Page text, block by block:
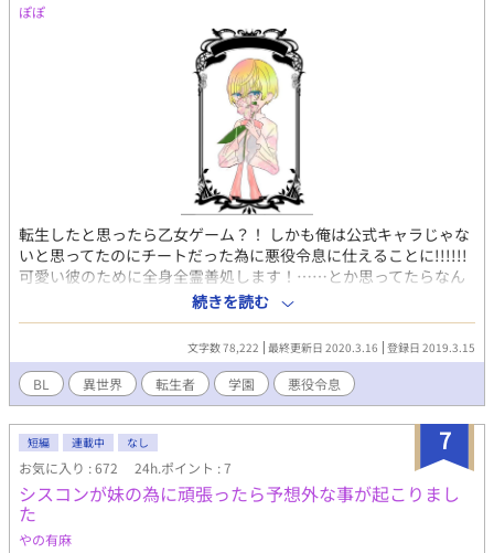
ぽぽ
転生したと思ったら乙女ゲーム？！ しかも俺は公式キャラじゃな
いと思ってたのにチートだった為に悪役令息に仕えることに!!!!!!
可愛い彼のために全身全霊善処します！……とか思ってたらなん
かこれ展開が…BLゲームかｯｯ？？！ 表紙はフレドリックです！
Twitterやってますm(*_ _)m あおば (@aoba_bl)
続きを読む
文字数 78,222 最終更新日 2020.3.16 登録日 2019.3.15
BL 異世界 転生者 学園 悪役令息
7
短編 連載中 なし
お気に入り : 672 24h.ポイント : 7
シスコンが妹の為に頑張ったら予想外な事が起こりまし
た
やの有麻